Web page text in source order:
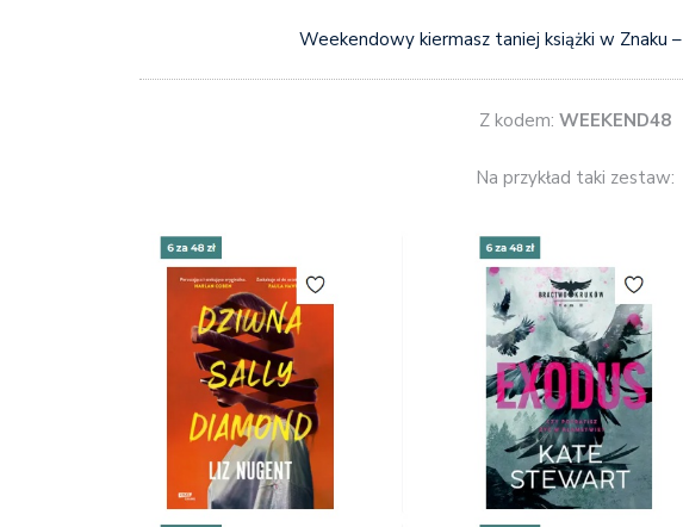
Weekendowy kiermasz taniej książki w Znaku –
Z kodem: WEEKEND48
Na przykład taki zestaw: